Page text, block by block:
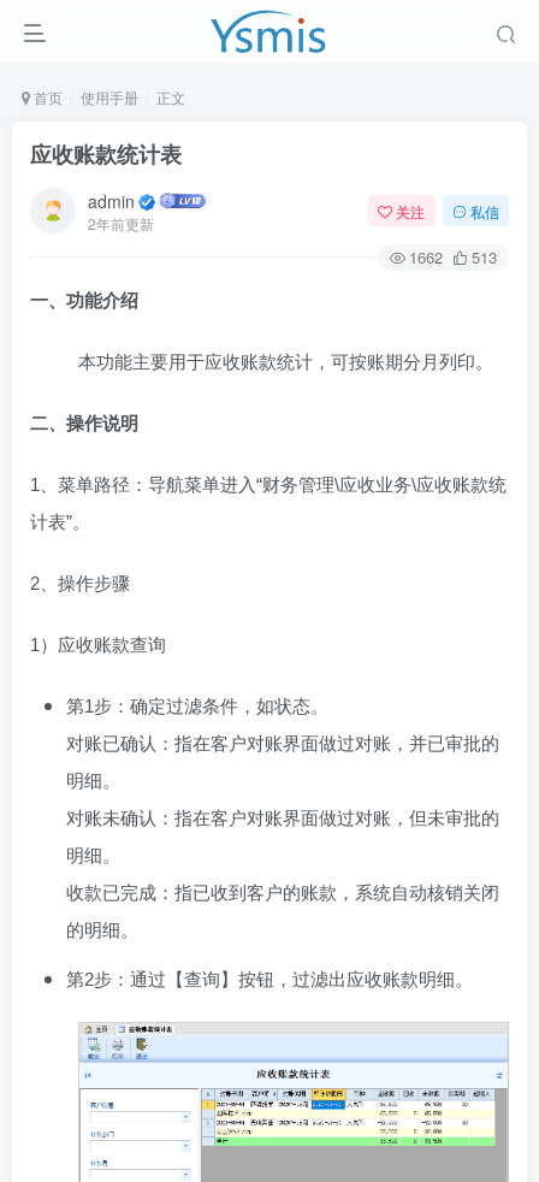
首页 使用手册 正文
应收账款统计表
admin
2年前更新
关注 私信
1662 513
一、功能介绍
本功能主要用于应收账款统计，可按账期分月列印。
二、操作说明
1、菜单路径：导航菜单进入“财务管理\应收业务\应收账款统
计表”。
2、操作步骤
1）应收账款查询
第1步：确定过滤条件，如状态。
对账已确认：指在客户对账界面做过对账，并已审批的
明细。
对账未确认：指在客户对账界面做过对账，但未审批的
明细。
收款已完成：指已收到客户的账款，系统自动核销关闭
的明细。
第2步：通过【查询】按钮，过滤出应收账款明细。